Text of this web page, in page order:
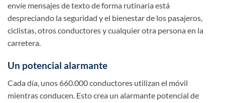
envíe mensajes de texto de forma rutinaria está
despreciando la seguridad y el bienestar de los pasajeros,
ciclistas, otros conductores y cualquier otra persona en la
carretera.
Un potencial alarmante
Cada día, unos 660.000 conductores utilizan el móvil
mientras conducen. Esto crea un alarmante potencial de